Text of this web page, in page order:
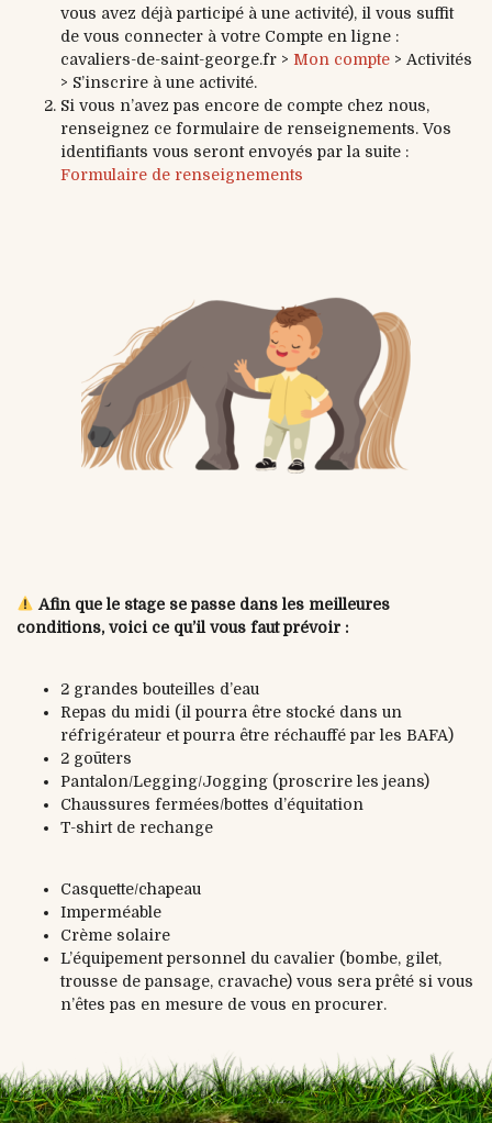
vous avez déjà participé à une activité), il vous suffit
de vous connecter à votre Compte en ligne :
cavaliers-de-saint-george.fr > Mon compte > Activités
> S’inscrire à une activité.
Si vous n’avez pas encore de compte chez nous,
renseignez ce formulaire de renseignements. Vos
identifiants vous seront envoyés par la suite :
Formulaire de renseignements
Afin que le stage se passe dans les meilleures
conditions, voici ce qu’il vous faut prévoir :
2 grandes bouteilles d’eau
Repas du midi (il pourra être stocké dans un
réfrigérateur et pourra être réchauffé par les BAFA)
2 goūters
Pantalon/Legging/Jogging (proscrire les jeans)
Chaussures fermées/bottes d’équitation
T-shirt de rechange
Casquette/chapeau
Imperméable
Crème solaire
L’équipement personnel du cavalier (bombe, gilet,
trousse de pansage, cravache) vous sera prêté si vous
n’êtes pas en mesure de vous en procurer.